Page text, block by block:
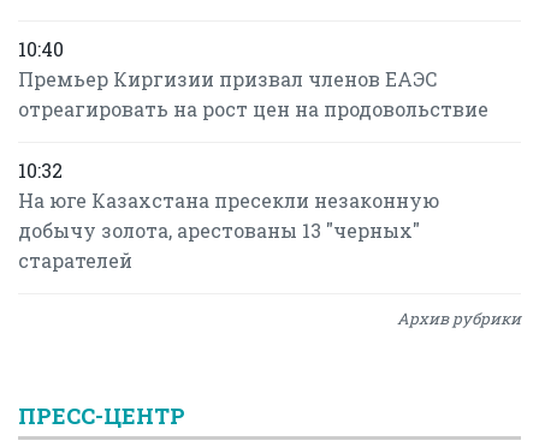
10:40
Премьер Киргизии призвал членов ЕАЭС
отреагировать на рост цен на продовольствие
10:32
На юге Казахстана пресекли незаконную
добычу золота, арестованы 13 "черных"
старателей
Архив рубрики
ПРЕСС-ЦЕНТР